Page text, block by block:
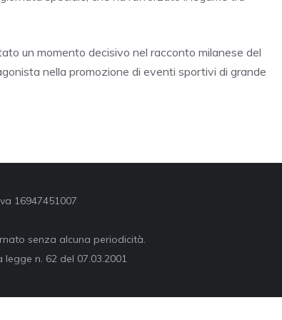
un momento decisivo nel racconto milanese del
nella promozione di eventi sportivi di grande
16947451007
senza alcuna periodicità.
n. 62 del 07.03.2001